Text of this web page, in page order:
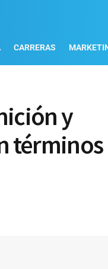
CARRERAS
y
términos